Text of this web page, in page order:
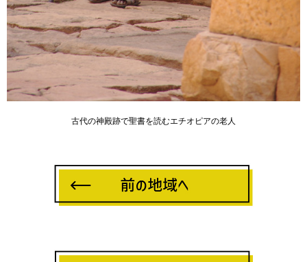
古代の神殿跡で聖書を読むエチオピアの老人